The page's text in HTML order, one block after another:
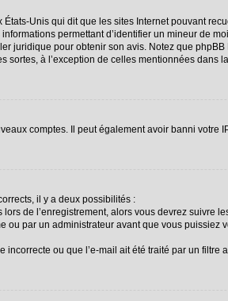
Unis qui dit que les sites Internet pouvant
permettant d’identifier un mineur de
juridique pour obtenir son avis. Notez que
à l’exception de celles mentionnées
comptes. Il peut également avoir banni
il y a deux possibilités :
de l’enregistrement, alors vous devrez suivre
par un administrateur avant que vous puissiez
ou que l’e-mail ait été traité par un